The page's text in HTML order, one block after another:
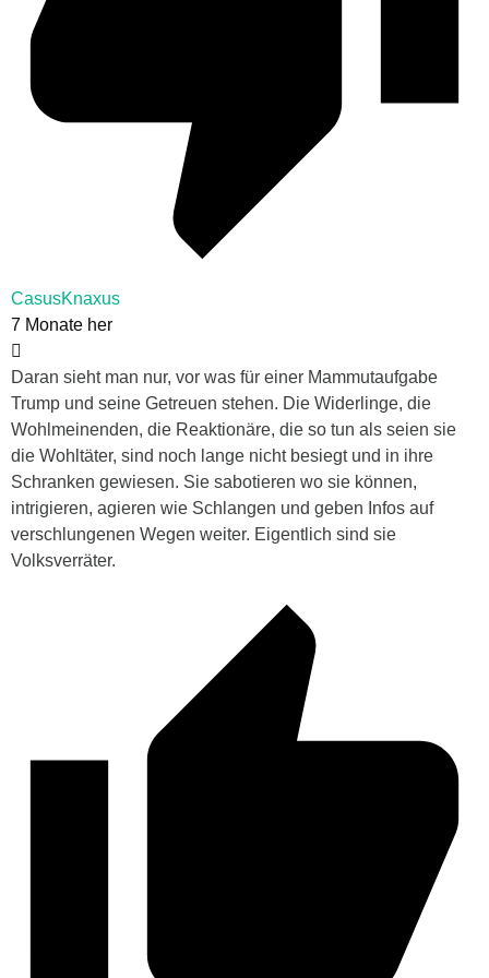
CasusKnaxus
7 Monate her
Daran sieht man nur, vor was für einer Mammutaufgabe
Trump und seine Getreuen stehen. Die Widerlinge, die
Wohlmeinenden, die Reaktionäre, die so tun als seien sie
die Wohltäter, sind noch lange nicht besiegt und in ihre
Schranken gewiesen. Sie sabotieren wo sie können,
intrigieren, agieren wie Schlangen und geben Infos auf
verschlungenen Wegen weiter. Eigentlich sind sie
Volksverräter.